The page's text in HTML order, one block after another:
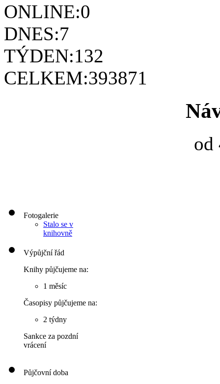
ONLINE:0
DNES:7
TÝDEN:132
CELKEM:393871
od
Fotogalerie
Stalo se v
knihovně
Výpůjční řád
Knihy půjčujeme na:
1 měsíc
Časopisy půjčujeme na:
2 týdny
Sankce za pozdní
vrácení
Půjčovní doba